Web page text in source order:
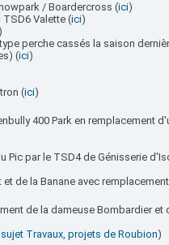
/ Boardercross (ici)
TSD6 Valette (ici)
perche cassés la saison
(ici)
(ici)
400 Park en remplacement
Pic par le TSD4 de Génisserie
de la Banane avec
de la dameuse Bombardier et
Travaux, projets de Roubion)